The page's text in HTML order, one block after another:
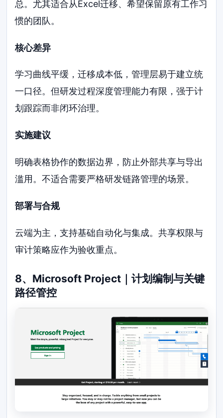
总。尤其适合从Excel迁移、希望保留原有工作习
惯的团队。
核心差异
学习曲线平缓，迁移成本低，管理层易于建立统
一口径。但研发过程深度管理能力有限，强于计
划跟踪而非闭环治理。
实施建议
明确表格协作的数据边界，防止外部共享与导出
滥用。不适合需要严格研发链路管理的场景。
部署与合规
云端为主，支持基础自动化与集成。共享权限与
审计策略应作为验收重点。
8、Microsoft Project｜计划编制与关键
路径管控